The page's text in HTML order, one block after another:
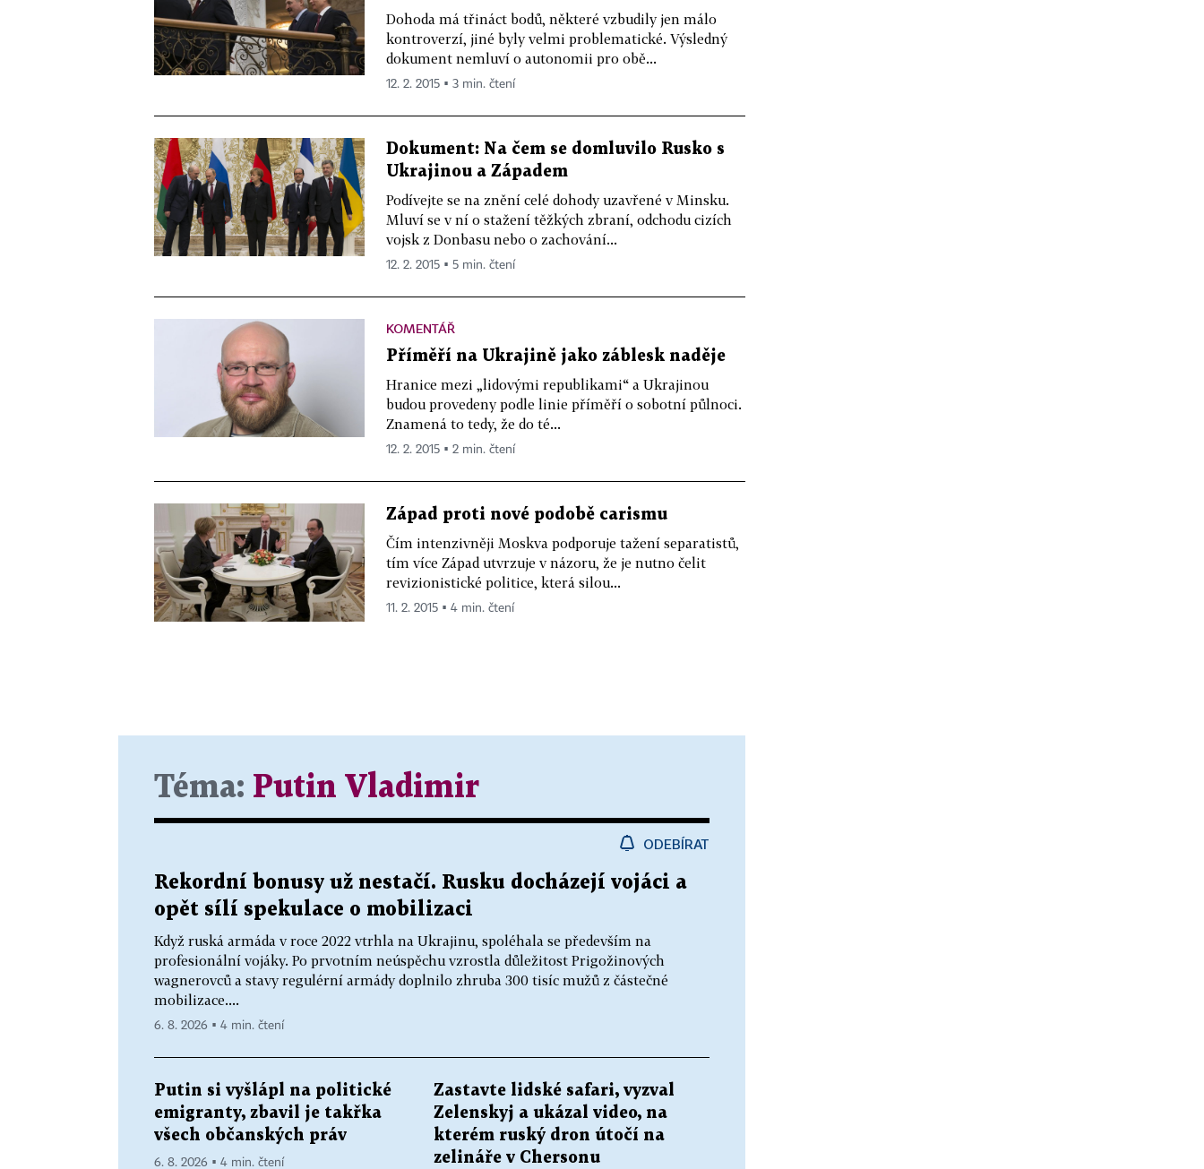
Dohoda má třináct bodů, některé vzbudily jen málo
kontroverzí, jiné byly velmi problematické. Výsledný
dokument nemluví o autonomii pro obě...
12. 2. 2015 ▪ 3 min. čtení
Dokument: Na čem se domluvilo Rusko s
Ukrajinou a Západem
Podívejte se na znění celé dohody uzavřené v Minsku.
Mluví se v ní o stažení těžkých zbraní, odchodu cizích
vojsk z Donbasu nebo o zachování...
12. 2. 2015 ▪ 5 min. čtení
KOMENTÁŘ
Příměří na Ukrajině jako záblesk naděje
Hranice mezi „lidovými republikami“ a Ukrajinou
budou provedeny podle linie příměří o sobotní půlnoci.
Znamená to tedy, že do té...
12. 2. 2015 ▪ 2 min. čtení
Západ proti nové podobě carismu
Čím intenzivněji Moskva podporuje tažení separatistů,
tím více Západ utvrzuje v názoru, že je nutno čelit
revizionistické politice, která silou...
11. 2. 2015 ▪ 4 min. čtení
Téma: Putin Vladimir
ODEBÍRAT
Rekordní bonusy už nestačí. Rusku docházejí vojáci a
opět sílí spekulace o mobilizaci
Když ruská armáda v roce 2022 vtrhla na Ukrajinu, spoléhala se především na
profesionální vojáky. Po prvotním neúspěchu vzrostla důležitost Prigožinových
wagnerovců a stavy regulérní armády doplnilo zhruba 300 tisíc mužů z částečné
mobilizace....
6. 8. 2026 ▪ 4 min. čtení
Putin si vyšlápl na politické
emigranty, zbavil je takřka
všech občanských práv
6. 8. 2026 ▪ 4 min. čtení
Zastavte lidské safari, vyzval
Zelenskyj a ukázal video, na
kterém ruský dron útočí na
zelináře v Chersonu